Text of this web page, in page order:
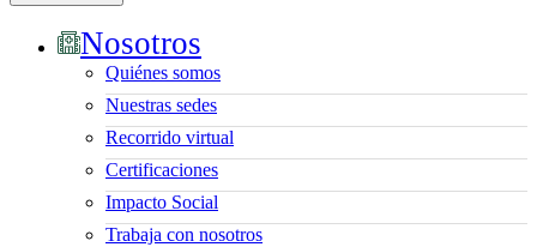
Nosotros
Quiénes somos
Nuestras sedes
Recorrido virtual
Certificaciones
Impacto Social
Trabaja con nosotros